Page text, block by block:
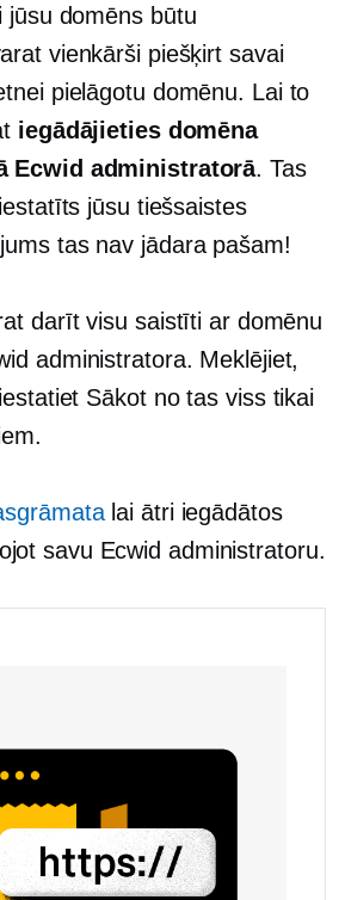
jūsu domēns būtu
vienkārši piešķirt savai
pielāgotu domēnu. Lai to
iegādājieties domēna
Ecwid administratorā. Tas
jūsu tiešsaistes
tas nav jādara pašam!
darīt visu saistīti ar domēnu
administratora. Meklējiet,
Sākot notas viss tikai
lai ātri iegādātos
savu Ecwid administratoru.